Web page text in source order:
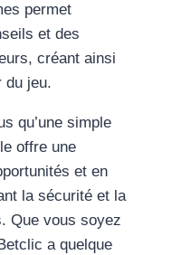
permet
et des
créant ainsi
du jeu.
qu’une simple
offre une
et en
la sécurité et la
Que vous soyez
a quelque